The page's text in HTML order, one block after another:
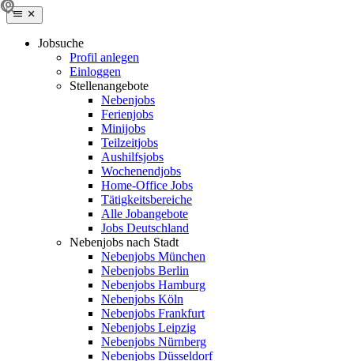
Jobsuche
Profil anlegen
Einloggen
Stellenangebote
Nebenjobs
Ferienjobs
Minijobs
Teilzeitjobs
Aushilfsjobs
Wochenendjobs
Home-Office Jobs
Tätigkeitsbereiche
Alle Jobangebote
Jobs Deutschland
Nebenjobs nach Stadt
Nebenjobs München
Nebenjobs Berlin
Nebenjobs Hamburg
Nebenjobs Köln
Nebenjobs Frankfurt
Nebenjobs Leipzig
Nebenjobs Nürnberg
Nebenjobs Düsseldorf